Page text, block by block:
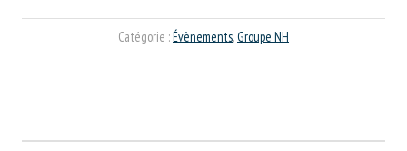
passage
Catégorie :Évènements,Groupe NH